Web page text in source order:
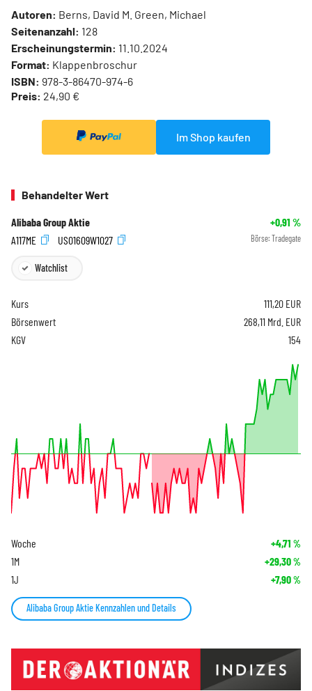
Autoren: Berns, David M. Green, Michael
Seitenanzahl: 128
Erscheinungstermin: 11.10.2024
Format: Klappenbroschur
ISBN: 978-3-86470-974-6
Preis: 24,90 €
Im Shop kaufen
Behandelter Wert
Alibaba Group Aktie +0,91 %
A117ME
US01609W1027 Börse: Tradegate
Watchlist
Kurs 111,20 EUR
Börsenwert
268,11 Mrd. EUR
KGV
154
Woche +4,71 %
1M +29,30%
1J +7,90%
Alibaba Group Aktie Kennzahlen und Details